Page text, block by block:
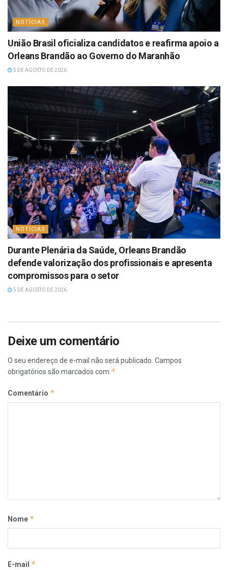
NOTÍCIAS
União Brasil oficializa candidatos e reafirma apoio a
Orleans Brandão ao Governo do Maranhão
5 DE AGOSTO DE 2026
NOTÍCIAS
Durante Plenária da Saúde, Orleans Brandão
defende valorização dos profissionais e apresenta
compromissos para o setor
5 DE AGOSTO DE 2026
Deixe um comentário
O seu endereço de e-mail não será publicado. Campos
obrigatórios são marcados com *
Comentário *
Nome *
E-mail *